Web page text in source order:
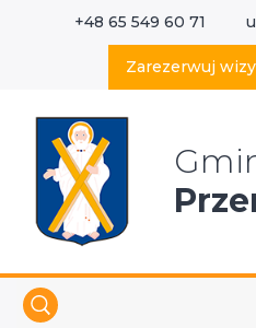
+48 65 549 60 71
Zarezerwuj
Wyszukaj w serwisie